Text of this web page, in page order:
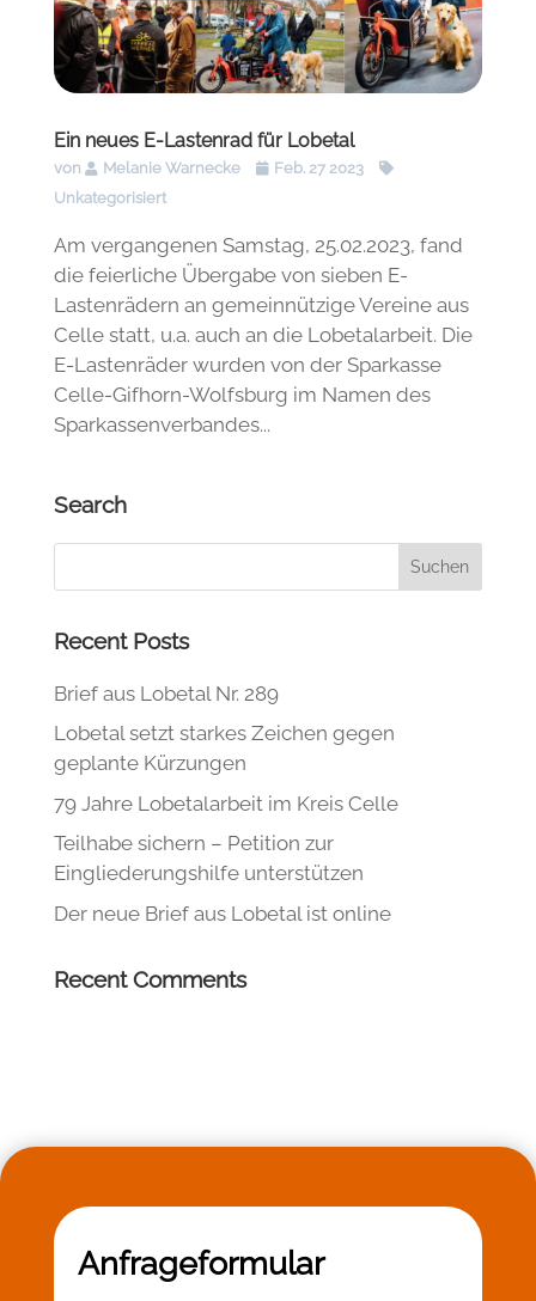
Ein neues E-Lastenrad für Lobetal
von Melanie Warnecke
Feb. 27 2023
Unkategorisiert
Am vergangenen Samstag, 25.02.2023, fand
die feierliche Übergabe von sieben E-
Lastenrädern an gemeinnützige Vereine aus
Celle statt, u.a. auch an die Lobetalarbeit. Die
E-Lastenräder wurden von der Sparkasse
Celle-Gifhorn-Wolfsburg im Namen des
Sparkassenverbandes...
Search
Recent Posts
Brief aus Lobetal Nr. 289
Lobetal setzt starkes Zeichen gegen
geplante Kürzungen
79 Jahre Lobetalarbeit im Kreis Celle
Teilhabe sichern – Petition zur
Eingliederungshilfe unterstützen
Der neue Brief aus Lobetal ist online
Recent Comments
Anfrageformular